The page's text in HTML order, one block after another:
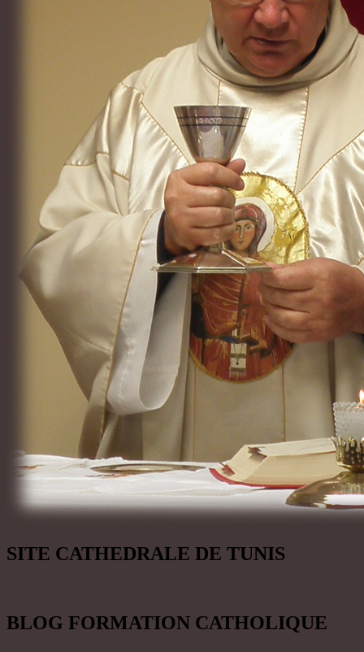
SITE CATHEDRALE DE TUNIS
BLOG FORMATION CATHOLIQUE